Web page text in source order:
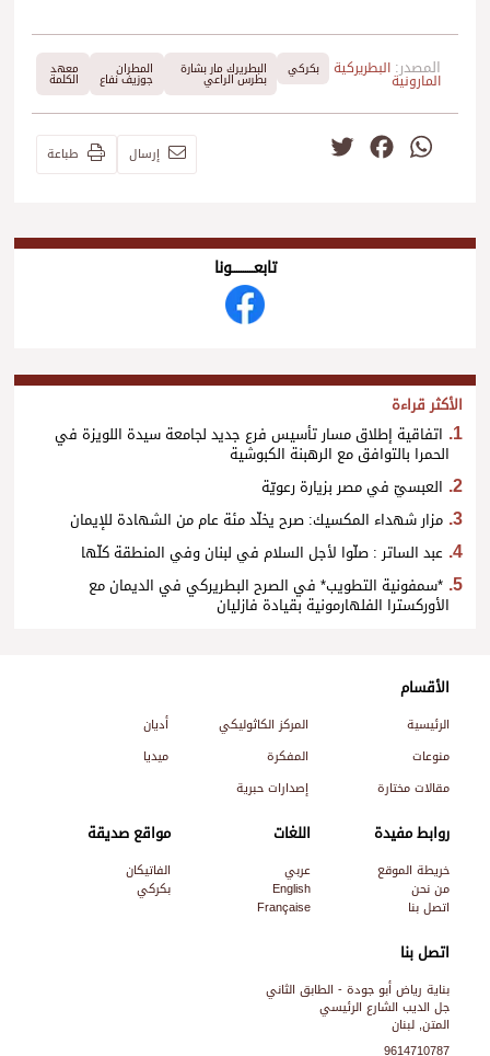
المصدر: البطريركية
المارونية
بكركي البطريرك مار بشارة
بطرس الراعي
المطران
جوزيف نفاع
معهد
الكلمة
WhatsApp
Facebook إرسال طباعة
تابعــــــــــونا
الأكثر قراءة
اتفاقية إطلاق مسار تأسيس فرع جديد لجامعة سيدة اللويزة في
الحمرا بالتوافق مع الرهبنة الكبوشية
العبسيّ في مصر بزيارة رعويّة
مزار شهداء المكسيك: صرح يخلّد مئة عام من الشهادة للإيمان
عبد الساتر : صلّوا لأجل السلام في لبنان وفي المنطقة كلّها
*سمفونية التطويب* في الصرح البطريركي في الديمان مع
الأوركسترا الفلهارمونية بقيادة فازليان
اتصل بنا
بناية رياض أبو جودة - الطابق الثاني
جل الديب الشارع الرئيسي
المتن, لبنان
9614710787
الأقسام
الرئيسية المركز الكاثوليكي
أديان
منوعات
المفكرة
ميديا
مقالات مختارة
إصدارات حبرية
روابط مفيدة
خريطة الموقع
من نحن
اتصل بنا
اللغات
عربي
English
Française
مواقع صديقة
الفاتيكان
بكركي